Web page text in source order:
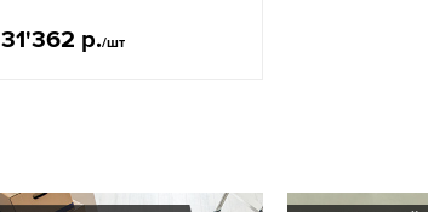
31'362 р./шт